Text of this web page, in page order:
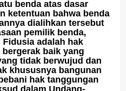
benda atas dasar
ketentuan bahwa benda
dialihkan tersebut
pemilik benda,
adalah hak
baik yang
tidak berwujud dan
khususnya bangunan
hak tanggungan
dalam Undang-